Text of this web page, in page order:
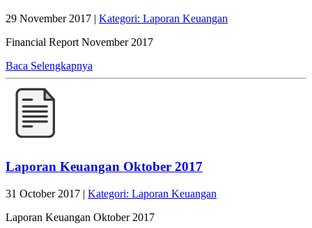
29 November 2017 | Kategori: Laporan Keuangan
Financial Report November 2017
Baca Selengkapnya
Laporan Keuangan Oktober 2017
31 October 2017 | Kategori: Laporan Keuangan
Laporan Keuangan Oktober 2017